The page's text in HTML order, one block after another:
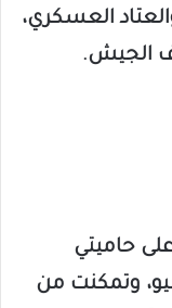
العسكري،
الجيش.
حاميتي
يوم الثلاثاء 17 يونيو، وتمكنت من